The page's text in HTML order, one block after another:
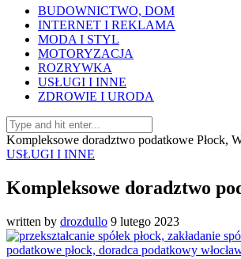
BUDOWNICTWO, DOM
INTERNET I REKLAMA
MODA I STYL
MOTORYZACJA
ROZRYWKA
USŁUGI I INNE
ZDROWIE I URODA
Kompleksowe doradztwo podatkowe Płock,
USŁUGI I INNE
Kompleksowe doradztwo
written by drozdullo 9 lutego 2023